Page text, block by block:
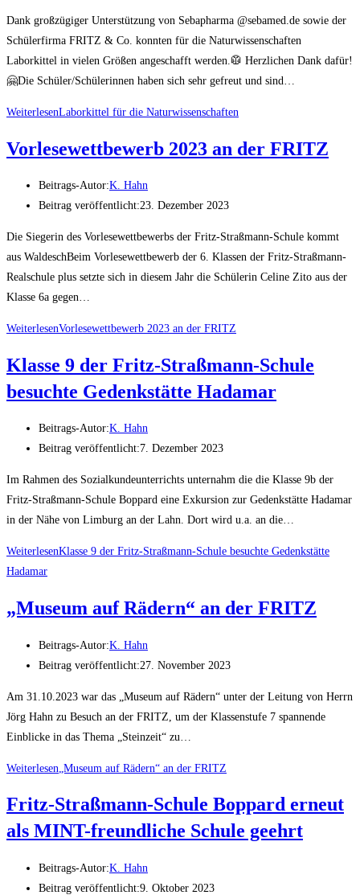
Dank großzügiger Unterstützung von Sebapharma @sebamed.de sowie der
Schülerfirma FRITZ & Co. konnten für die Naturwissenschaften
Laborkittel in vielen Größen angeschafft werden.🥼 Herzlichen Dank dafür!
🤗Die Schüler/Schülerinnen haben sich sehr gefreut und sind…
WeiterlesenLaborkittel für die Naturwissenschaften
Vorlesewettbewerb 2023 an der FRITZ
Beitrags-Autor:K. Hahn
Beitrag veröffentlicht:23. Dezember 2023
Die Siegerin des Vorlesewettbewerbs der Fritz-Straßmann-Schule kommt
aus WaldeschBeim Vorlesewettbewerb der 6. Klassen der Fritz-Straßmann-
Realschule plus setzte sich in diesem Jahr die Schülerin Celine Zito aus der
Klasse 6a gegen…
WeiterlesenVorlesewettbewerb 2023 an der FRITZ
Klasse 9 der Fritz-Straßmann-Schule
besuchte Gedenkstätte Hadamar
Beitrags-Autor:K. Hahn
Beitrag veröffentlicht:7. Dezember 2023
Im Rahmen des Sozialkundeunterrichts unternahm die die Klasse 9b der
Fritz-Straßmann-Schule Boppard eine Exkursion zur Gedenkstätte Hadamar
in der Nähe von Limburg an der Lahn. Dort wird u.a. an die…
WeiterlesenKlasse 9 der Fritz-Straßmann-Schule besuchte Gedenkstätte
Hadamar
„Museum auf Rädern“ an der FRITZ
Beitrags-Autor:K. Hahn
Beitrag veröffentlicht:27. November 2023
Am 31.10.2023 war das „Museum auf Rädern“ unter der Leitung von Herrn
Jörg Hahn zu Besuch an der FRITZ, um der Klassenstufe 7 spannende
Einblicke in das Thema „Steinzeit“ zu…
Weiterlesen „Museum auf Rädern“ an der FRITZ
Fritz-Straßmann-Schule Boppard erneut
als MINT-freundliche Schule geehrt
Beitrags-Autor:K. Hahn
Beitrag veröffentlicht:9. Oktober 2023